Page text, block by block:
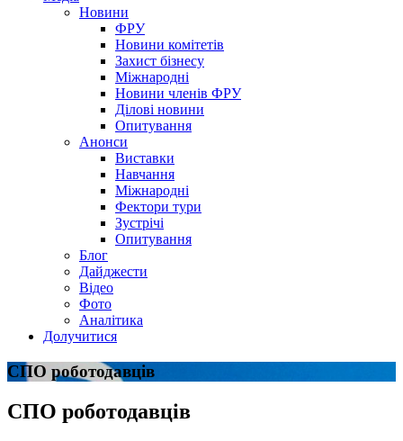
Новини
ФРУ
Новини комітетів
Захист бізнесу
Міжнародні
Новини членів ФРУ
Ділові новини
Опитування
Анонси
Виставки
Навчання
Міжнародні
Фектори тури
Зустрічі
Опитування
Блог
Дайджести
Відео
Фото
Аналітика
Долучитися
СПО роботодавців
СПО роботодавців